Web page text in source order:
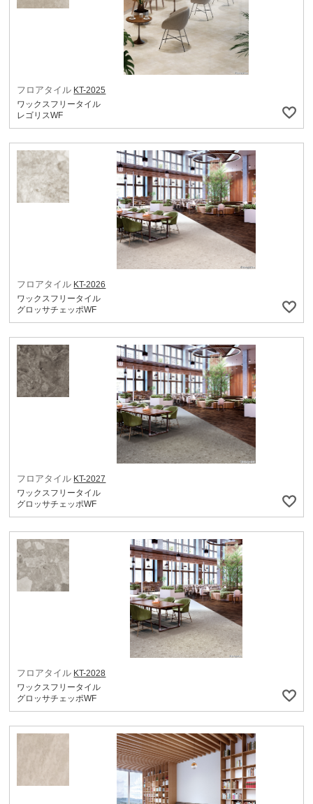
フロアタイル KT-2025
ワックスフリータイル
レゴリスWF
フロアタイル KT-2026
ワックスフリータイル
グロッサチェッポWF
フロアタイル KT-2027
ワックスフリータイル
グロッサチェッポWF
フロアタイル KT-2028
ワックスフリータイル
グロッサチェッポWF